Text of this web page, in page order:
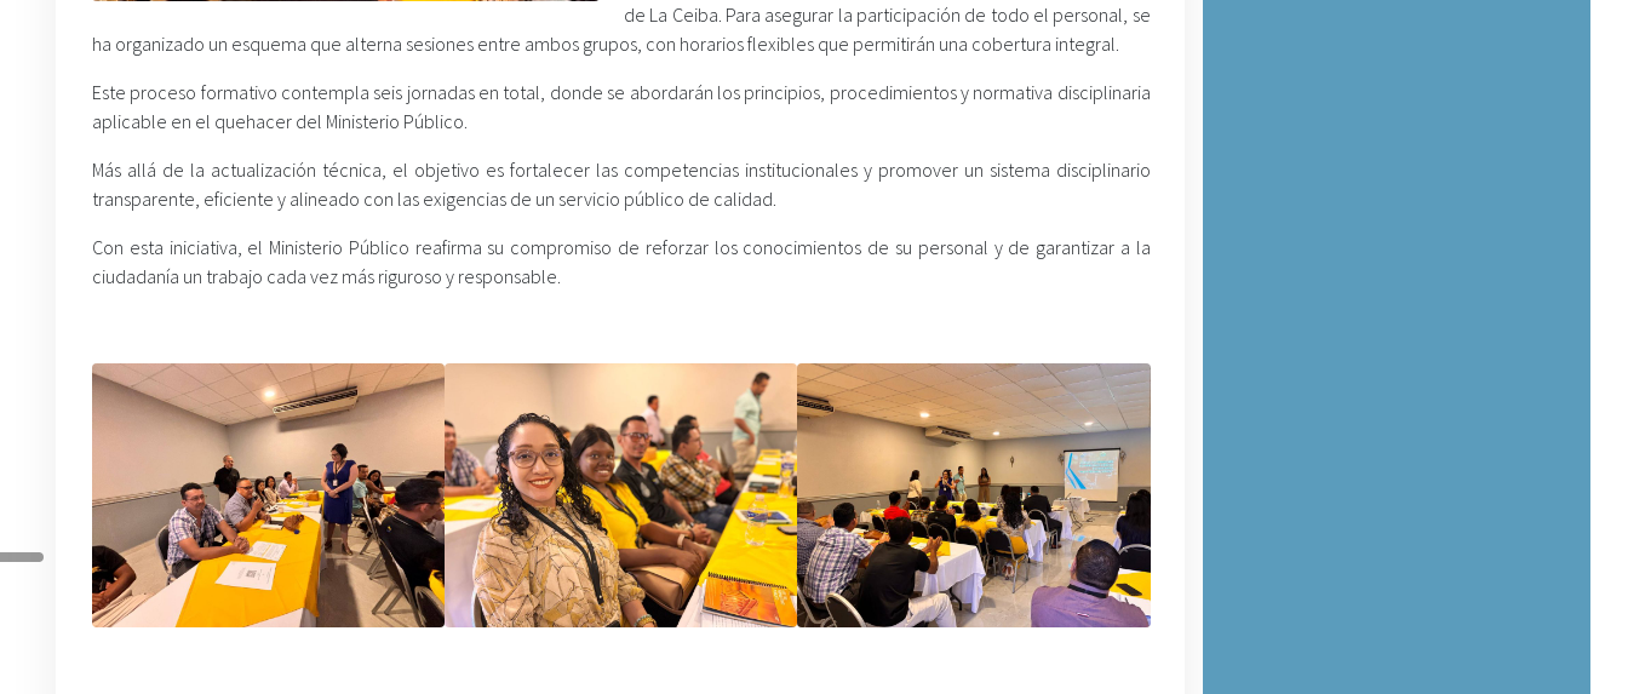
de La Ceiba. Para asegurar la participación de todo el personal, se
ha organizado un esquema que alterna sesiones entre ambos grupos, con horarios flexibles que permitirán una cobertura integral.
Este proceso formativo contempla seis jornadas en total, donde se abordarán los principios, procedimientos y normativa disciplinaria
aplicable en el quehacer del Ministerio Público.
Más allá de la actualización técnica, el objetivo es fortalecer las competencias institucionales y promover un sistema disciplinario
transparente, eficiente y alineado con las exigencias de un servicio público de calidad.
Con esta iniciativa, el Ministerio Público reafirma su compromiso de reforzar los conocimientos de su personal y de garantizar a la
ciudadanía un trabajo cada vez más riguroso y responsable.